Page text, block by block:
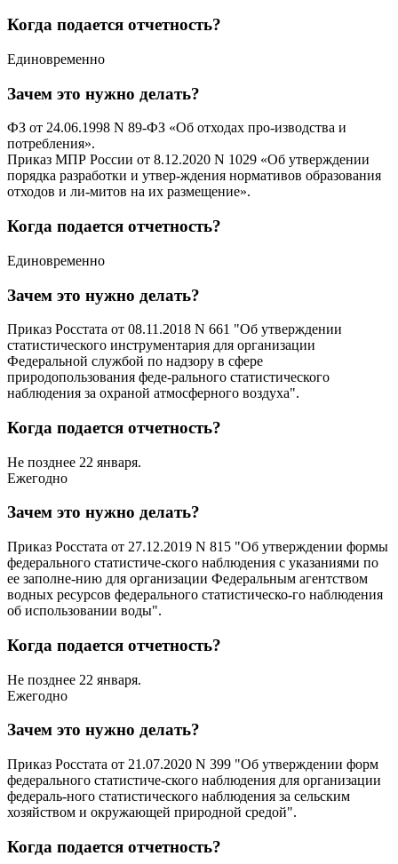
Когда подается отчетность?
Единовременно
Зачем это нужно делать?
ФЗ от 24.06.1998 N 89-ФЗ «Об отходах про-изводства и
потребления».
Приказ МПР России от 8.12.2020 N 1029 «Об утверждении
порядка разработки и утвер-ждения нормативов образования
отходов и ли-митов на их размещение».
Когда подается отчетность?
Единовременно
Зачем это нужно делать?
Приказ Росстата от 08.11.2018 N 661 "Об утверждении
статистического инструментария для организации
Федеральной службой по надзору в сфере
природопользования феде-рального статистического
наблюдения за охраной атмосферного воздуха".
Когда подается отчетность?
Не позднее 22 января.
Ежегодно
Зачем это нужно делать?
Приказ Росстата от 27.12.2019 N 815 "Об утверждении формы
федерального статистиче-ского наблюдения с указаниями по
ее заполне-нию для организации Федеральным агентством
водных ресурсов федерального статистическо-го наблюдения
об использовании воды".
Когда подается отчетность?
Не позднее 22 января.
Ежегодно
Зачем это нужно делать?
Приказ Росстата от 21.07.2020 N 399 "Об утверждении форм
федерального статистиче-ского наблюдения для организации
федераль-ного статистического наблюдения за сельским
хозяйством и окружающей природной средой".
Когда подается отчетность?